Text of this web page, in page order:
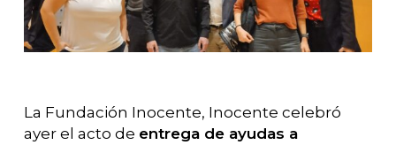
La Fundación Inocente, Inocente celebró
ayer el acto de entrega de ayudas a